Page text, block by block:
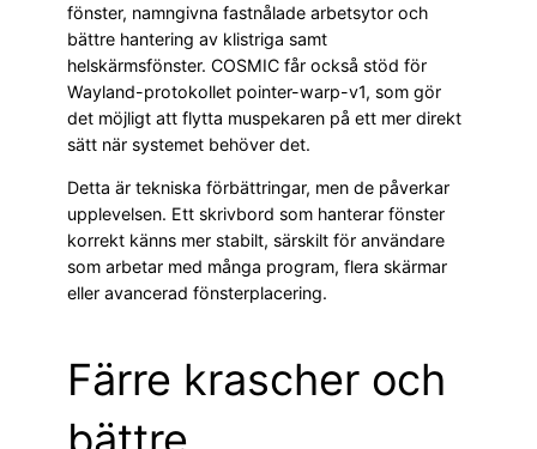
fönster, namngivna fastnålade arbetsytor och
bättre hantering av klistriga samt
helskärmsfönster. COSMIC får också stöd för
Wayland-protokollet pointer-warp-v1, som gör
det möjligt att flytta muspekaren på ett mer direkt
sätt när systemet behöver det.
Detta är tekniska förbättringar, men de påverkar
upplevelsen. Ett skrivbord som hanterar fönster
korrekt känns mer stabilt, särskilt för användare
som arbetar med många program, flera skärmar
eller avancerad fönsterplacering.
Färre krascher och